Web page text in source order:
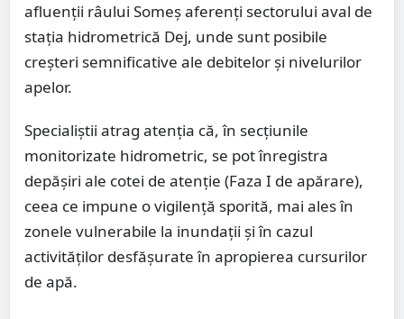
afluenții râului Someș aferenți sectorului aval de
stația hidrometrică Dej, unde sunt posibile
creșteri semnificative ale debitelor și nivelurilor
apelor.
Specialiștii atrag atenția că, în secțiunile
monitorizate hidrometric, se pot înregistra
depășiri ale cotei de atenție (Faza I de apărare),
ceea ce impune o vigilență sporită, mai ales în
zonele vulnerabile la inundații și în cazul
activităților desfășurate în apropierea cursurilor
de apă.